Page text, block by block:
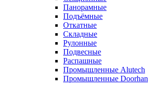
Панорамные
Подъёмные
Откатные
Складные
Рулонные
Подвесные
Распашные
Промышленные Alutech
Промышленные Doorhan